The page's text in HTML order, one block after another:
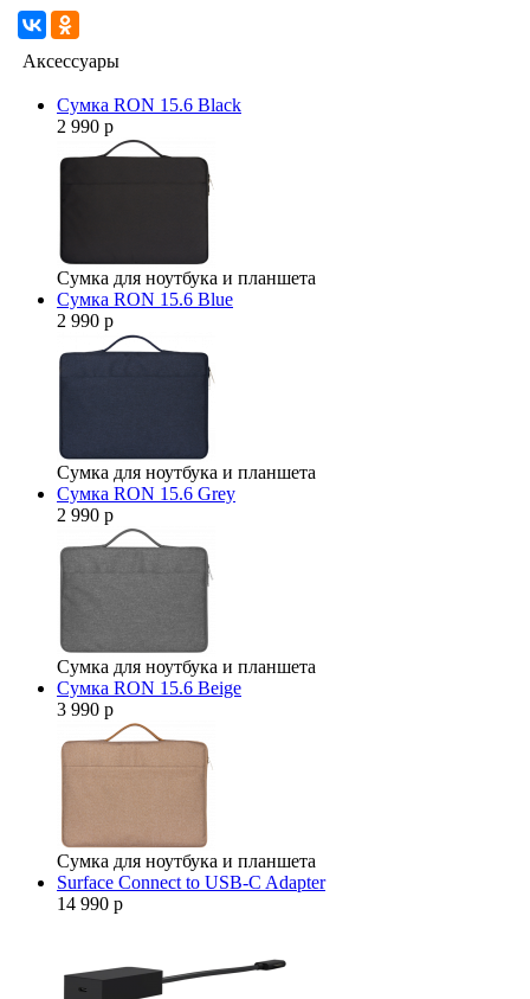
Аксессуары
Сумка RON 15.6 Black
2 990 р
Сумка для ноутбука и планшета
Сумка RON 15.6 Blue
2 990 р
Сумка для ноутбука и планшета
Сумка RON 15.6 Grey
2 990 р
Сумка для ноутбука и планшета
Сумка RON 15.6 Beige
3 990 р
Сумка для ноутбука и планшета
Surface Connect to USB-C Adapter
14 990 р